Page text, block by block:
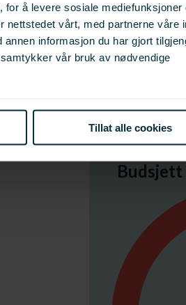
å levere sosiale mediefunksjoner
nettstedet vårt, med partnerne våre
informasjon du har gjort
vår bruk av nødvendige
Tillat alle cookies
Budsjett